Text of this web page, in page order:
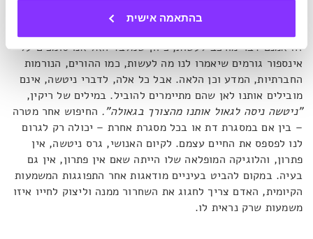
בהתאמה אישית
"כן, זה כל החיים וטוב שזה כל החיים".
זה אמנם דבר מורכב לעשות, כיוון שמלבד האל אנו סומכים על
אינספור גורמים שיאמרו לנו מה לעשות, כמו ההורים, הנורמות
החברתיות, המדע וכן הלאה. אבל כל אלה, לדברי ניטשה, אינם
מובילים אותנו לאן שהם מתיימרים להוביל. במילים של ריקין,
"ניטשה ניסה לגאול אותנו מהצורך בגאולה". החיפוש אחר מטרה
– בין אם במסגרת דת או בכל מסגרת אחרת – יכולה רק לגרום
לנו לפספס את החיים עצמם. לקיום האנושי, גרס ניטשה, אין
פתרון, והלוגיקה המופלאה שלו הייתה שאם אין פתרון, אין גם
בעיה. במקום להביט בעיניים מודאגות אחר התפוגגות המשמעות
הקיומית, האדם צריך לחגוג את השחרור ממנה וליצוק לחייו איזו
משמעות שרק נראית לו.